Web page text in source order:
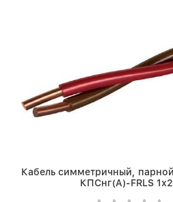
Кабель симметричный,
КПСнг(A)-FRLS